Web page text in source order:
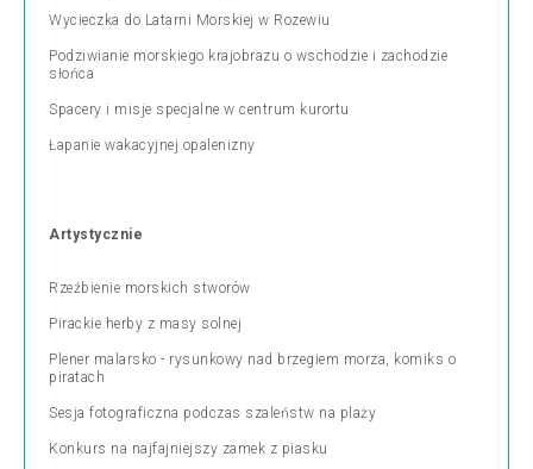
Wycieczka do Latarni Morskiej w Rozewiu
Podziwianie morskiego krajobrazu o wschodzie i zachodzie
słońca
Spacery i misje specjalne w centrum kurortu
Łapanie wakacyjnej opalenizny
Artystycznie
Rzeźbienie morskich stworów
Pirackie herby z masy solnej
Plener malarsko - rysunkowy nad brzegiem morza, komiks o
piratach
Sesja fotograficzna podczas szaleństw na plaży
Konkurs na najfajniejszy zamek z piasku